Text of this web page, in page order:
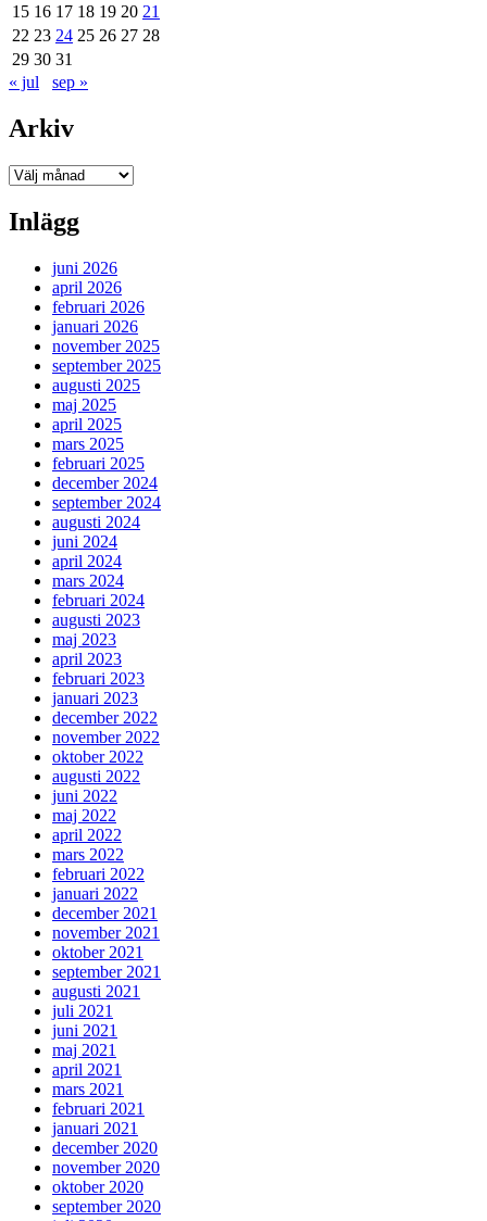
15 16 17 18 19 20 21
22 23 24 25 26 27 28
29 30 31
« jul
sep »
Arkiv
Arkiv
Inlägg
juni 2026
april 2026
februari 2026
januari 2026
november 2025
september 2025
augusti 2025
maj 2025
april 2025
mars 2025
februari 2025
december 2024
september 2024
augusti 2024
juni 2024
april 2024
mars 2024
februari 2024
augusti 2023
maj 2023
april 2023
februari 2023
januari 2023
december 2022
november 2022
oktober 2022
augusti 2022
juni 2022
maj 2022
april 2022
mars 2022
februari 2022
januari 2022
december 2021
november 2021
oktober 2021
september 2021
augusti 2021
juli 2021
juni 2021
maj 2021
april 2021
mars 2021
februari 2021
januari 2021
december 2020
november 2020
oktober 2020
september 2020